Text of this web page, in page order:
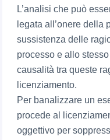
L’analisi che può
legata all’onere della
sussistenza delle
processo e allo
causalità tra queste
licenziamento.
Per banalizzare un
procede al
oggettivo per